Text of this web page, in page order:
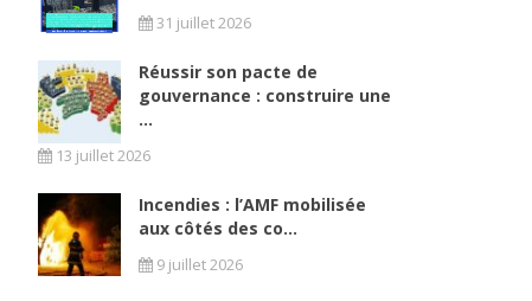
31 juillet 2026
Réussir son pacte de
gouvernance : construire une
...
13 juillet 2026
Incendies : l’AMF mobilisée
aux côtés des co...
9 juillet 2026